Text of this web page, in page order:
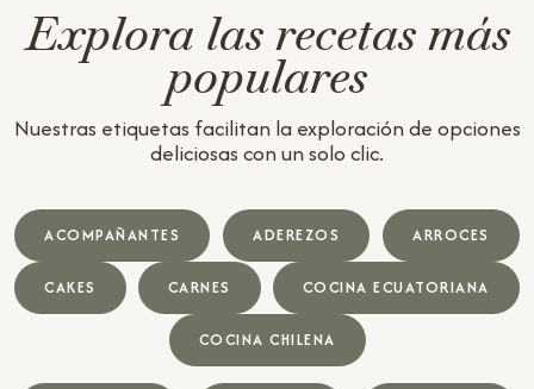
Explora las recetas más
populares
Nuestras etiquetas facilitan la exploración de opciones
deliciosas con un solo clic.
ACOMPAÑANTES ADEREZOS ARROCES
CAKES CARNES COCINA ECUATORIANA
COCINA CHILENA